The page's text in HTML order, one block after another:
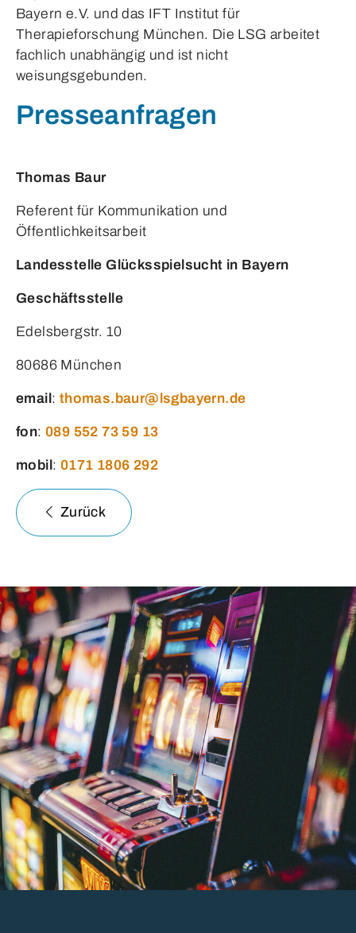
Bayern e.V. und das IFT Institut für
Therapieforschung München. Die LSG arbeitet
fachlich unabhängig und ist nicht
weisungsgebunden.
Presseanfragen
Thomas Baur
Referent für Kommunikation und
Öffentlichkeitsarbeit
Landesstelle Glücksspielsucht in Bayern
Geschäftsstelle
Edelsbergstr. 10
80686 München
email : thomas.baur@lsgbayern.de
fon:089 552 73 59 13
mobil : 0171 1806 292
Zurück